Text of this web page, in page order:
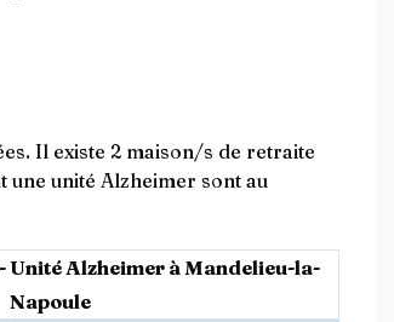
Il existe 2 maison/s de retraite
une unité Alzheimer sont au
Unité Alzheimer à Mandelieu-la-
Napoule